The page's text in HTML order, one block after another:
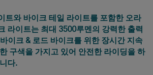
트와 바이크 테일 라이트를 포함한 오라
라이트는 최대 3500루멘의 강력한 출력
이크 & 로드 바이크를 위한 장시간 지속
구색을 가지고 있어 안전한 라이딩을 하
다.